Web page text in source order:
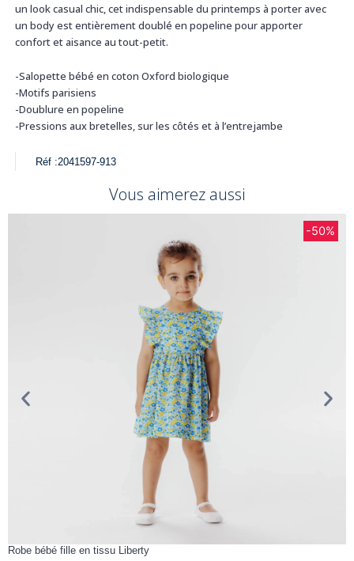
un look casual chic, cet indispensable du printemps à porter avec
un body est entièrement doublé en popeline pour apporter
confort et aisance au tout-petit.
-Salopette bébé en coton Oxford biologique
-Motifs parisiens
-Doublure en popeline
-Pressions aux bretelles, sur les côtés et à l’entrejambe
Réf :2041597-913
Vous aimerez aussi
-50%
Robe bébé fille en tissu Liberty